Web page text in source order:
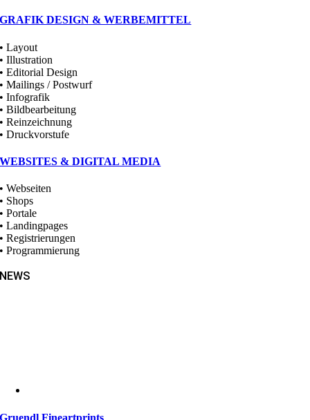
GRAFIK DESIGN & WERBEMITTEL
• Layout
• Illustration
• Editorial Design
• Mailings / Postwurf
• Infografik
• Bildbearbeitung
• Reinzeichnung
• Druckvorstufe
WEBSITES & DIGITAL MEDIA
• Webseiten
• Shops
• Portale
• Landingpages
• Registrierungen
• Programmierung
NEWS
Gruendl Fineartprints